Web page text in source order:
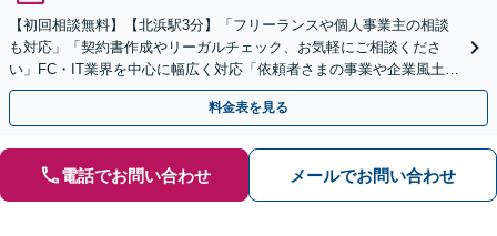
【初回相談無料】【北浜駅3分】「フリーランスや個人事業主の相談
も対応」「契約書作成やリーガルチェック、お気軽にご相談くださ
い」FC・IT業界を中心に幅広く対応「依頼者さまの事業や企業風土を
熟知し、最適な解決策をご提案」【休日・夜間相談可】
料金表を見る
電話でお問い合わせ メールでお問い合わせ